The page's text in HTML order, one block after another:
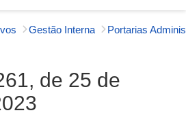
Gestão Interna
de 25 de